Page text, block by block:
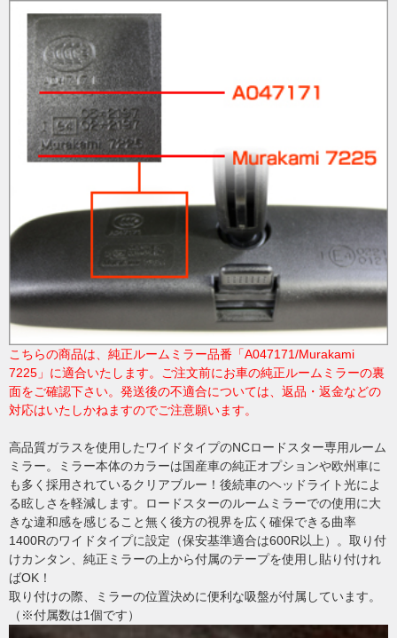
こちらの商品は、純正ルームミラー品番「A047171/Murakami
7225」に適合いたします。ご注文前にお車の純正ルームミラーの裏
面をご確認下さい。発送後の不適合については、返品・返金などの
対応はいたしかねますのでご注意願います。
高品質ガラスを使用したワイドタイプのNCロードスター専用ルーム
ミラー。ミラー本体のカラーは国産車の純正オプションや欧州車に
も多く採用されているクリアブルー！後続車のヘッドライト光によ
る眩しさを軽減します。ロードスターのルームミラーでの使用に大
きな違和感を感じること無く後方の視界を広く確保できる曲率
1400Rのワイドタイプに設定（保安基準適合は600R以上）。取り付
けカンタン、純正ミラーの上から付属のテープを使用し貼り付けれ
ばOK！
取り付けの際、ミラーの位置決めに便利な吸盤が付属しています。
（※付属数は1個です）